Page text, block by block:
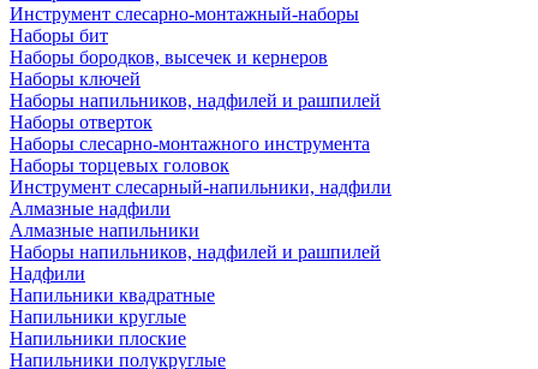
Инструмент слесарно-монтажный-наборы
Наборы бит
Наборы бородков, высечек и кернеров
Наборы ключей
Наборы напильников, надфилей и рашпилей
Наборы отверток
Наборы слесарно-монтажного инструмента
Наборы торцевых головок
Инструмент слесарный-напильники, надфили
Алмазные надфили
Алмазные напильники
Наборы напильников, надфилей и рашпилей
Надфили
Напильники квадратные
Напильники круглые
Напильники плоские
Напильники полукруглые